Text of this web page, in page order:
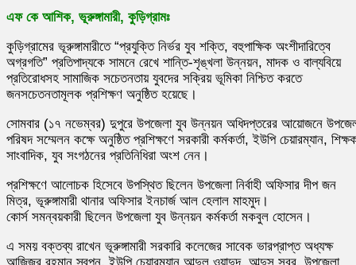
এফ কে আশিক, ভূরুঙ্গামারী, কুড়িগ্রামঃ
কুড়িগ্রামের ভূরুঙ্গামারীতে “প্রযুক্তি নির্ভর যুব শক্তি, বহুপাক্ষিক অংশীদারিত্বে
অগ্রগতি” প্রতিপাদ্যকে সামনে রেখে শান্তি-শৃঙ্খলা উন্নয়ন, মাদক ও বাল্যবিয়ে
প্রতিরোধসহ সামাজিক সচেতনতায় যুবদের সক্রিয় ভূমিকা নিশ্চিত করতে
জনসচেতনতামূলক প্রশিক্ষণ অনুষ্ঠিত হয়েছে।
সোমবার (১৭ নভেম্বর) দুপুরে উপজেলা যুব উন্নয়ন অধিদপ্তরের আয়োজনে
পরিষদ সম্মেলন কক্ষে অনুষ্ঠিত প্রশিক্ষণে সরকারী কর্মকর্তা, ইউপি চেয়ারম্যান,
সাংবাদিক, যুব সংগঠনের প্রতিনিধিরা অংশ নেন।
প্রশিক্ষণে আলোচক হিসেবে উপস্থিত ছিলেন উপজেলা নির্বাহী অফিসার দীপ জন
মিত্র, ভূরুঙ্গামারী থানার অফিসার ইনচার্জ আল হেলাল মাহমুদ।
কোর্স সমন্বয়কারী ছিলেন উপজেলা যুব উন্নয়ন কর্মকর্তা মকবুল হোসেন।
এ সময় বক্তব্য রাখেন ভূরুঙ্গামারী সরকারি কলেজের সাবেক ভারপ্রাপ্ত অধ্যক্ষ
আজিজুর রহমান স্বপন, ইউপি চেয়ারম্যান আব্দুল ওয়াদুদ, আব্দুস সবুর, উপজেলা